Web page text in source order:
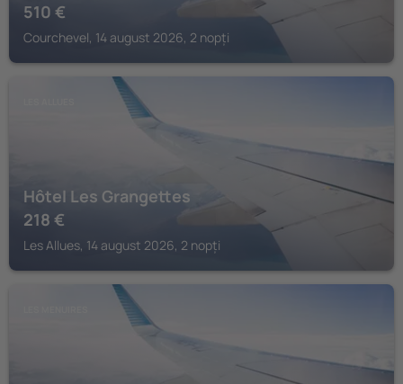
510 €
Courchevel, 14 august 2026, 2 nopți
Hôtel Les Grangettes
218 €
Les Allues, 14 august 2026, 2 nopți